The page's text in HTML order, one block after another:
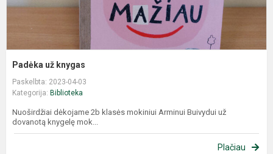
Padėka už knygas
Paskelbta: 2023-04-03
Kategorija: Biblioteka
Nuoširdžiai dėkojame 2b klasės mokiniui Arminui Buivydui už
dovanotą knygelę mok...
Plačiau